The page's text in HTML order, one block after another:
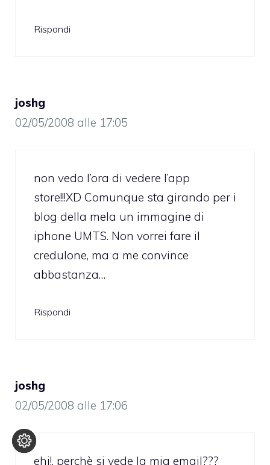
Rispondi
joshg
02/05/2008 alle 17:05
non vedo l’ora di vedere l’app
store!!!XD Comunque sta girando per i
blog della mela un immagine di
iphone UMTS. Non vorrei fare il
credulone, ma a me convince
abbastanza…
Rispondi
joshg
02/05/2008 alle 17:06
ehi!, perchè si vede la mia email???